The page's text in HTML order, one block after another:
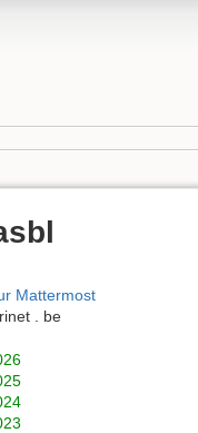
Mattermost
. be